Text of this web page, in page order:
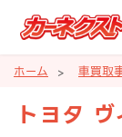
ホーム 車買取
トヨタ ヴ